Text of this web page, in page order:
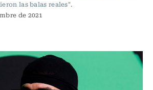
las balas reales".
de 2021